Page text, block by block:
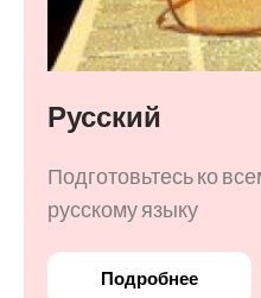
Русский
Подготовьтесь ко
русскому языку
Подробнее